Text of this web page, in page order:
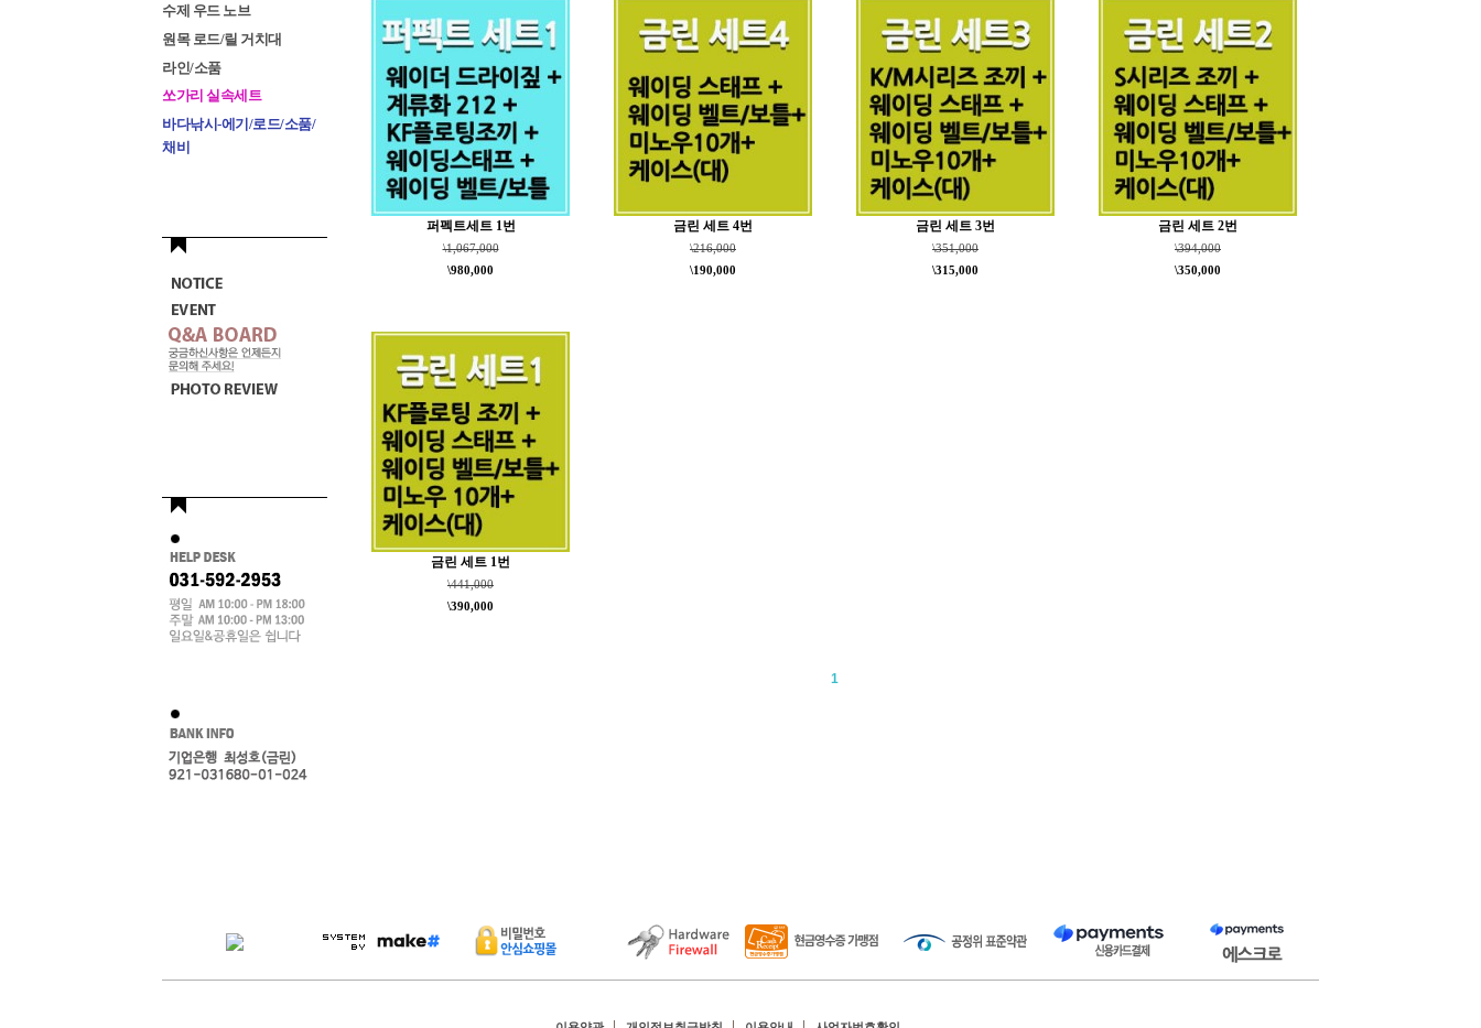
수제 우드 노브
원목 로드/릴 거치대
라인/소품
쏘가리 실속세트
바다낚시-에기/로드/소품/
채비
퍼펙트세트 1번
\1,067,000
\980,000
금린 세트 4번
\216,000
\190,000
금린 세트 3번
\351,000
\315,000
금린 세트 2번
\394,000
\350,000
금린 세트 1번
\441,000
\390,000
1